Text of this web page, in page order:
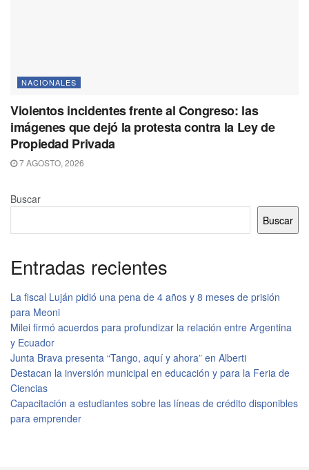
NACIONALES
Violentos incidentes frente al Congreso: las
imágenes que dejó la protesta contra la Ley de
Propiedad Privada
7 AGOSTO, 2026
Buscar
Buscar
Entradas recientes
La fiscal Luján pidió una pena de 4 años y 8 meses de prisión
para Meoni
Milei firmó acuerdos para profundizar la relación entre Argentina
y Ecuador
Junta Brava presenta “Tango, aquí y ahora” en Alberti
Destacan la inversión municipal en educación y para la Feria de
Ciencias
Capacitación a estudiantes sobre las líneas de crédito disponibles
para emprender